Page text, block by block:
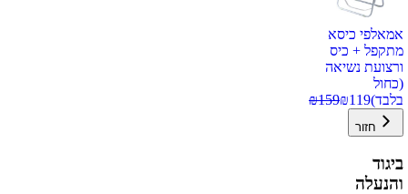
אמאלפי כיסא
מתקפל + כיס
ורצועת נשיאה
(כחול
בלבד)
₪119
₪159
חזור
ביגוד
והנעלה